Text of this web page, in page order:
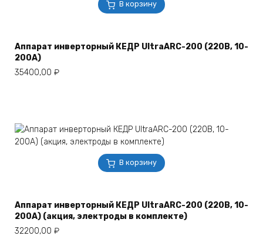
В корзину
Аппарат инверторный КЕДР UltraARC-200 (220В, 10-
200А)
35400,00 ₽
В корзину
Аппарат инверторный КЕДР UltraARC-200 (220В, 10-
200А) (акция, электроды в комплекте)
32200,00 ₽